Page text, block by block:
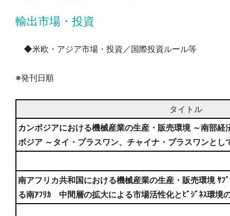
輸出市場・投資
◆米欧・アジア市場・投資／国際投資ルール等
※発刊日順
タイトル
カンボジアにおける機械産業の生産・販売環境 ～南部
ボジア ～タイ・プラスワン、チャイナ・プラスワンとし
南アフリカ共和国における機械産業の生産・販売環境 ｻﾌ
る南ｱﾌﾘｶ 中間層の拡大による市場活性化とﾋﾞｼﾞﾈｽ環境